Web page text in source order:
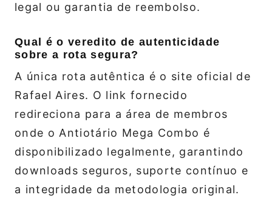
legal ou garantia de reembolso.
Qual é o veredito de autenticidade
sobre a rota segura?
A única rota autêntica é o site oficial de
Rafael Aires. O link fornecido
redireciona para a área de membros
onde o Antiotário Mega Combo é
disponibilizado legalmente, garantindo
downloads seguros, suporte contínuo e
a integridade da metodologia original.